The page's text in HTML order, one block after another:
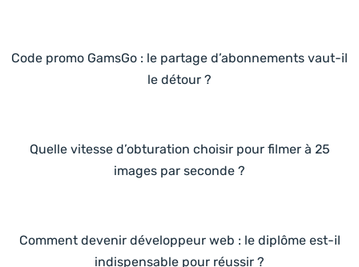
Code promo GamsGo : le partage d’abonnements vaut-il
le détour ?
Quelle vitesse d’obturation choisir pour filmer à 25
images par seconde ?
Comment devenir développeur web : le diplôme est-il
indispensable pour réussir ?